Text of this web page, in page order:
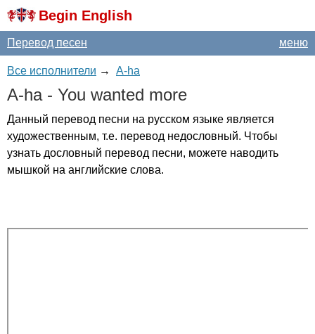
Begin English
меню
Перевод песен
Все исполнители → A-ha
A-ha- You wanted more
Данный перевод песни на русском языке является
художественным, т.е. перевод недословный. Чтобы
узнать дословный перевод песни, можете наводить
мышкой на английские слова.